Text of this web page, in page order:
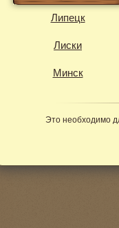
Липецк
Лиски
Минск
Это необходимо